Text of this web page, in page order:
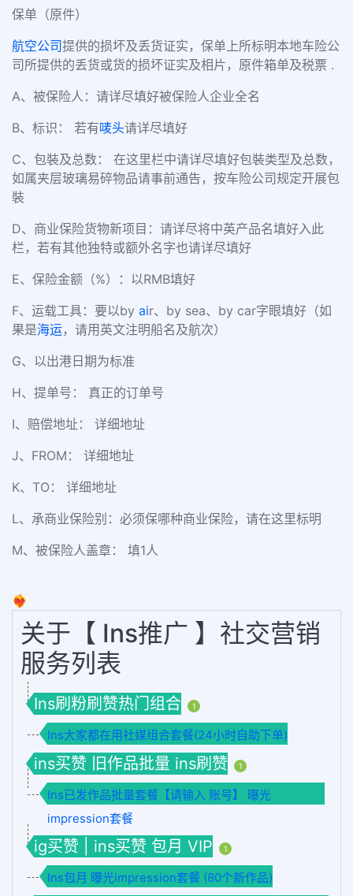
保单（原件）
航空公司提供的损坏及丢货证实，保单上所标明本地车险公
司所提供的丢货或货的损坏证实及相片，原件箱单及税票 .
A、被保险人：请详尽填好被保险人企业全名
B、标识： 若有唛头请详尽填好
C、包裝及总数： 在这里栏中请详尽填好包裝类型及总数，
如属夹层玻璃易碎物品请事前通告，按车险公司规定开展包
裝
D、商业保险货物新项目：请详尽将中英产品名填好入此
栏，若有其他独特或额外名字也请详尽填好
E、保险金额（%）：以RMB填好
F、运载工具：要以by air、by sea、by car字眼填好（如
果是海运，请用英文注明船名及航次）
G、以出港日期为标准
H、提单号： 真正的订单号
I、赔偿地址： 详细地址
J、FROM： 详细地址
K、TO： 详细地址
L、承商业保险别：必须保哪种商业保险，请在这里标明
M、被保险人盖章： 填1人
❤️‍🔥
关于【 Ins推广 】社交营销
服务列表
Ins刷粉刷赞热门组合 1
Ins大家都在用社媒组合套餐(24小时自助下单)
ins买赞 旧作品批量 ins刷赞 1
Ins已发作品批量套餐【请输入 账号】 曝光
impression套餐
ig买赞 | ins买赞 包月 VIP 1
Ins包月 曝光impression套餐 (80个新作品)